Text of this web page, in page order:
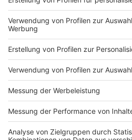
Nutzungsbedingungen
Impressum